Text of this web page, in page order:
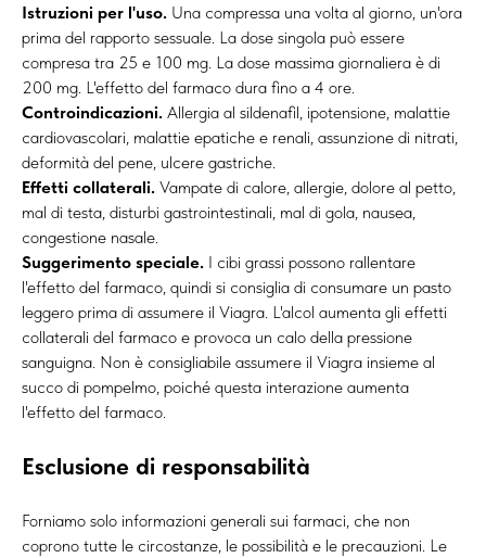
Istruzioni per l'uso. Una compressa una volta al giorno, un'ora
prima del rapporto sessuale. La dose singola può essere
compresa tra 25 e 100 mg. La dose massima giornaliera è di
200 mg. L'effetto del farmaco dura fino a 4 ore.
Controindicazioni. Allergia al sildenafil, ipotensione, malattie
cardiovascolari, malattie epatiche e renali, assunzione di nitrati,
deformità del pene, ulcere gastriche.
Effetti collaterali. Vampate di calore, allergie, dolore al petto,
mal di testa, disturbi gastrointestinali, mal di gola, nausea,
congestione nasale.
Suggerimento speciale. I cibi grassi possono rallentare
l'effetto del farmaco, quindi si consiglia di consumare un pasto
leggero prima di assumere il Viagra. L'alcol aumenta gli effetti
collaterali del farmaco e provoca un calo della pressione
sanguigna. Non è consigliabile assumere il Viagra insieme al
succo di pompelmo, poiché questa interazione aumenta
l'effetto del farmaco.
Esclusione di responsabilità
Forniamo solo informazioni generali sui farmaci, che non
coprono tutte le circostanze, le possibilità e le precauzioni. Le